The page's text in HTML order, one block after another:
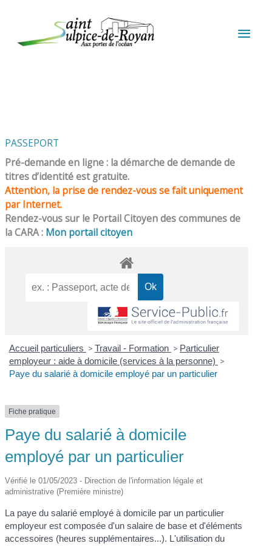
PASSEPORT
Pré-demande en ligne : la démarche de demande de
titres d’identité est gratuite.
Attention, la prise de rendez-vous se fait uniquement
par Internet.
Rendez-vous sur le Portail Citoyen des communes de
la CARA : Mon portail citoyen
Accueil particuliers > Travail - Formation > Particulier
employeur : aide à domicile (services à la personne) >
Paye du salarié à domicile employé par un particulier
Fiche pratique
Paye du salarié à domicile
employé par un particulier
Vérifié le 01/05/2023 - Direction de l'information légale et
administrative (Première ministre)
La paye du salarié employé à domicile par un particulier
employeur est composée d'un salaire de base et d'éléments
accessoires (heures supplémentaires...). L'utilisation du